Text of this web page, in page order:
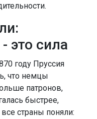
это сила
году Пруссия
что немцы
патронов,
быстрее,
страны поняли: